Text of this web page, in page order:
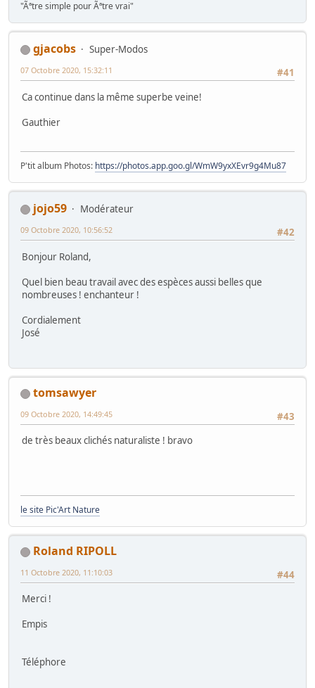
"Ãªtre simple pour Ãªtre vrai"
gjacobs
Super-Modos
#41
07 Octobre 2020, 15:32:11
Ca continue dans la même superbe veine!
Gauthier
P'tit album Photos: https://photos.app.goo.gl/WmW9yxXEvr9g4Mu87
jojo59
Modérateur
#42
09 Octobre 2020, 10:56:52
Bonjour Roland,
Quel bien beau travail avec des espèces aussi belles que
nombreuses ! enchanteur !
Cordialement
José
tomsawyer
#43
09 Octobre 2020, 14:49:45
de très beaux clichés naturaliste ! bravo
le site Pic'Art Nature
Roland RIPOLL
#44
11 Octobre 2020, 11:10:03
Merci !
Empis
Téléphore